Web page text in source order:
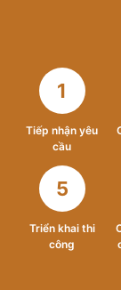
1
Tiếp nhận yêu
cầu
5
Triển khai thi
công